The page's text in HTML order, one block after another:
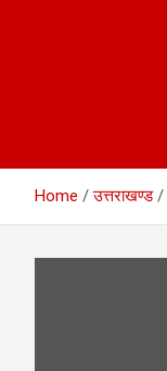
Home उत्तराखण्ड